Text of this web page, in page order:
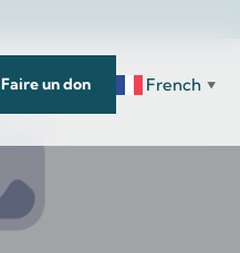
Faire un don French ▼